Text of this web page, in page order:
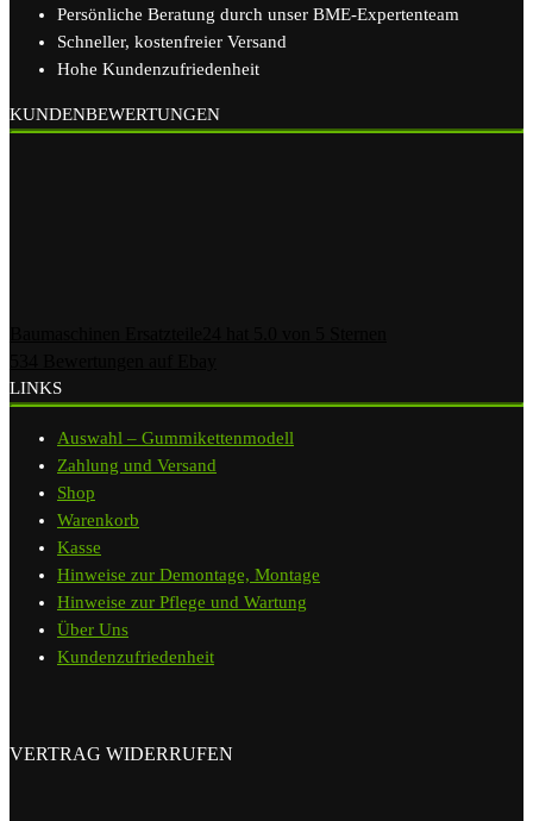
Persönliche Beratung durch unser BME-Expertenteam
Schneller, kostenfreier Versand
Hohe Kundenzufriedenheit
KUNDENBEWERTUNGEN
LINKS
Auswahl – Gummikettenmodell
Zahlung und Versand
Shop
Warenkorb
Kasse
Hinweise zur Demontage, Montage
Hinweise zur Pflege und Wartung
Über Uns
Kundenzufriedenheit
VERTRAG WIDERRUFEN